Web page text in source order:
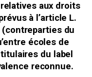
aux droits
à l’article L.
du
écoles de
du label
reconnue.